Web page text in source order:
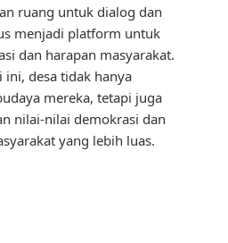
ruang untuk dialog dan
menjadi platform untuk
dan harapan masyarakat.
ini, desa tidak hanya
mereka, tetapi juga
nilai-nilai demokrasi dan
yang lebih luas.